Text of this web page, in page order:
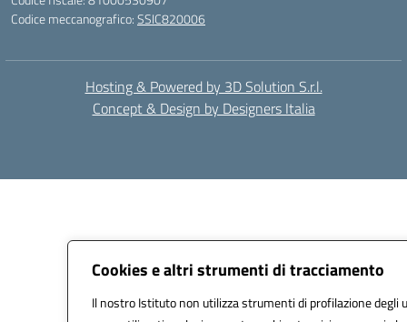
Cookies e altri strumenti di tracciamento
Il nostro Istituto non utilizza strumenti di profilazione degli
Codice meccanografico:SSIC820006
Hosting & Powered by 3D Solution S.r.l.
Concept & Design by Designers Italia